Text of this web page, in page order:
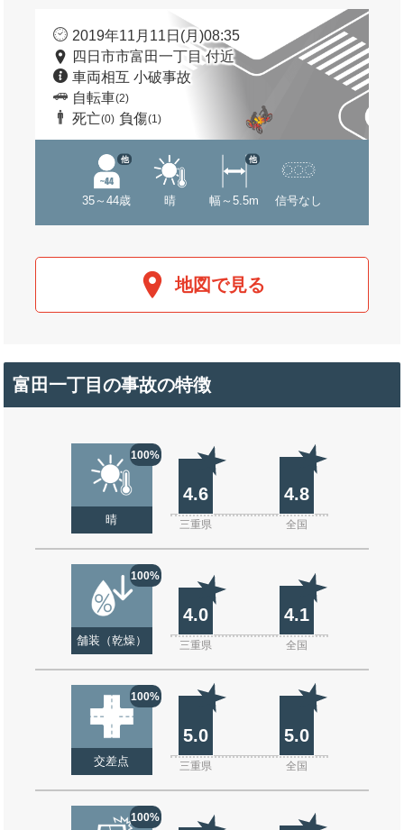
2019年11月11日(月)08:35
四日市市富田一丁目 付近
車両相互 小破事故
自転車(2)
死亡(0) 負傷(1)
35～44歳
他
晴 幅～5.5m
他
信号なし
地図で見る
富田一丁目の事故の特徴
100%
晴
4.6 4.8
三重県 全国
100%
舗装（乾燥）
4.0 4.1
三重県 全国
100%
交差点
5.0 5.0
三重県 全国
100%